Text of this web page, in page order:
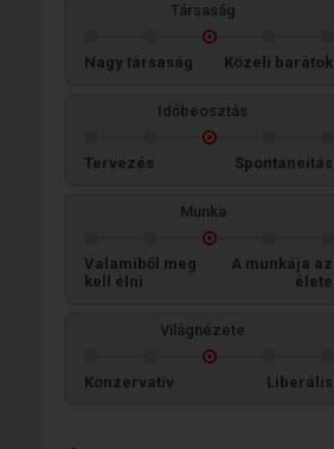
Társaság
Nagy társaság Közeli barátok
Időbeosztás
Tervezés Spontaneitás
Munka
Valamiből meg
kell élni
A munkája az
élete
Világnézete
Konzervatív Liberális